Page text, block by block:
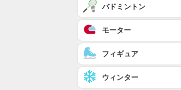
バドミントン
モーター
フィギュア
ウィンター